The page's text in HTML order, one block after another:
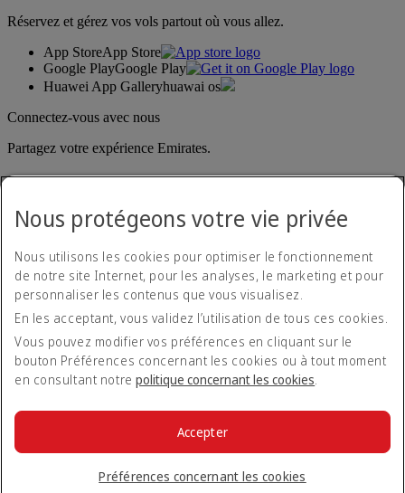
Réservez et gérez vos vols partout où vous allez.
App StoreApp Store
Google PlayGoogle Play
Huawei App Galleryhuawai os
Connectez-vous avec nous
Partagez votre expérience Emirates.
Déclaration d'accessibilité
Nous contacter
Politique de confidentialité
Conditions générales
Politique en matière de cookies
Cyber-sécurité
© 2026 The Emirates Group. Tous droits réservés.
Nous protégeons votre vie privée
Nous utilisons les cookies pour optimiser le fonctionnement
de notre site Internet, pour les analyses, le marketing et pour
personnaliser les contenus que vous visualisez.
En les acceptant, vous validez l’utilisation de tous ces cookies.
Vous pouvez modifier vos préférences en cliquant sur le
bouton Préférences concernant les cookies ou à tout moment
en consultant notrepolitique concernant les cookies.
Préférences concernant les cookies
Accepter